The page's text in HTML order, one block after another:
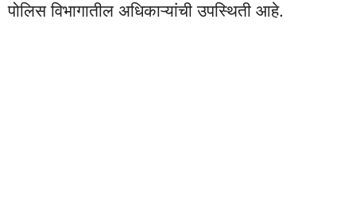
पोलिस विभागातील अधिकाऱ्यांची उपस्थिती आहे.